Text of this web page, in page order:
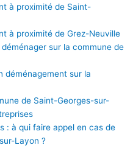
à proximité de Saint-
à proximité de Grez-Neuville
sur la commune de
déménagement sur la
de Saint-Georges-sur-
: à qui faire appel en cas de
Layon ?